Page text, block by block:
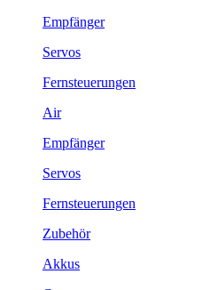
Empfänger
Servos
Fernsteuerungen
Air
Empfänger
Servos
Fernsteuerungen
Zubehör
Akkus